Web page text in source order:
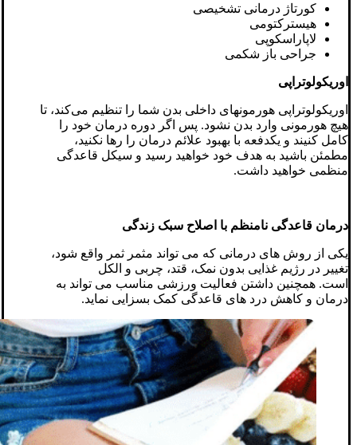
کورتاژ درمانی تشخیصی
هیسترکتومی
لاپاراسکوپی
جراحی باز شکمی
اوریکولوتراپی
اوریکولوتراپی هورمونهای داخلی بدن شما را تنظیم می‌کند، تا
هیچ هورمونی وارد بدن نشود. پس اگر دوره درمان خود را
کامل کنیند و یکدفعه با بهبود علائم درمان را رها نکنید،
مطمئن باشید به هدف خود خواهید رسید و سیکل قاعدگی
منظمی خواهید داشت.
درمان قاعدگی نامنظم با اصلاح سبک زندگی
یکی از روش های درمانی که می تواند مثمر ثمر واقع شود،
تغییر در رژیم غذایی بدون نمک، قتد، چربی و الکل
است. همچنین داشتن فعالیت ورزشی مناسب می تواند به
درمان و کاهش درد های قاعدگی کمک بسزایی نماید.